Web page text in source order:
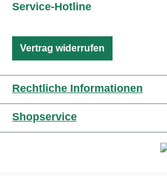
Service-Hotline
Vertrag widerrufen
Rechtliche Informationen
Shopservice